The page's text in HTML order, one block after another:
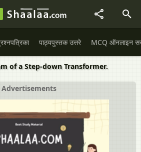
पाठ्यपुस्तक उत्तरे MCQ ऑनलाइन
of a Step-down Transformer.
Advertisements